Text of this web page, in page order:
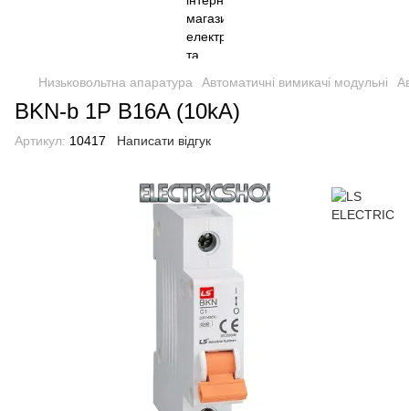
Низьковольтна апаратура Автоматичні вимикачі модульні
BKN-b 1P B16A (10kA)
Артикул: 10417 Написати відгук